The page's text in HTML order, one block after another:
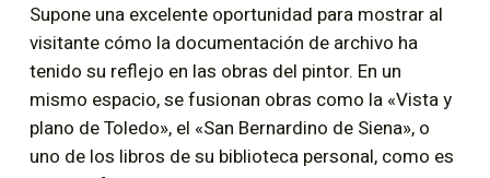
Supone una excelente oportunidad para mostrar al
visitante cómo la documentación de archivo ha
tenido su reflejo en las obras del pintor. En un
mismo espacio, se fusionan obras como la «Vista y
plano de Toledo», el «San Bernardino de Siena», o
uno de los libros de su biblioteca personal, como es